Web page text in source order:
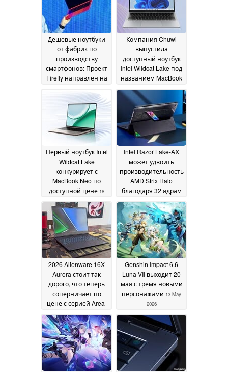
Дешевые ноутбуки
от фабрик по
производству
смартфонов: Проект
Firefly направлен на
Wildcat Lake более
доступным 19 May 2026
Компания Chuwi
выпустила
доступный ноутбук
Intel Wildcat Lake под
названием MacBook
18 May 2026
Первый ноутбук Intel
Wildcat Lake
конкурирует с
MacBook Neo по
доступной цене 18
May 2026
Intel Razor Lake-AX
может удвоить
производительность
AMD Strix Halo
благодаря 32 ядрам
14 May 2026
2026 Alienware 16X
Aurora стоит так
дорого, что теперь
соперничает по
цене с серией Area-
14 May 2026
Genshin Impact 6.6
Luna VII выходит 20
мая с тремя новыми
персонажами 13 May
2026